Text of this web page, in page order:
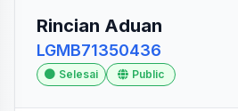
Rincian Aduan
LGMB71350436
Selesai Public